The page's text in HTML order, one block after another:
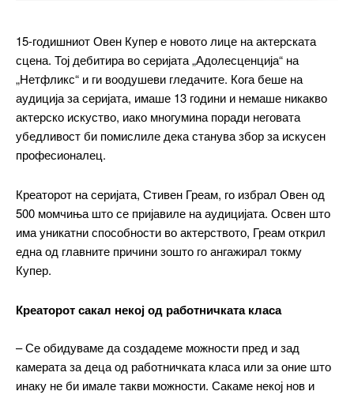
15-годишниот Овен Купер е новото лице на актерската
сцена. Тој дебитира во серијата „Адолесценција“ на
„Нетфликс“ и ги воодушеви гледачите. Кога беше на
аудиција за серијата, имаше 13 години и немаше никакво
актерско искуство, иако многумина поради неговата
убедливост би помислиле дека станува збор за искусен
професионалец.
Креаторот на серијата, Стивен Греам, го избрал Овен од
500 момчиња што се пријавиле на аудицијата. Освен што
има уникатни способности во актерството, Греам открил
една од главните причини зошто го ангажирал токму
Купер.
Креаторот сакал некој од работничката класа
– Се обидуваме да создадеме можности пред и зад
камерата за деца од работничката класа или за оние што
инаку не би имале такви можности. Сакаме некој нов и